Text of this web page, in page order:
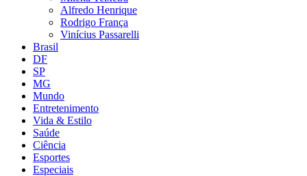
Alfredo Henrique
Rodrigo França
Vinícius Passarelli
Brasil
DF
SP
MG
Mundo
Entretenimento
Vida & Estilo
Saúde
Ciência
Esportes
Especiais